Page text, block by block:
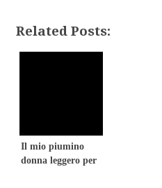
Related Posts:
Il mio piumino
donna leggero per